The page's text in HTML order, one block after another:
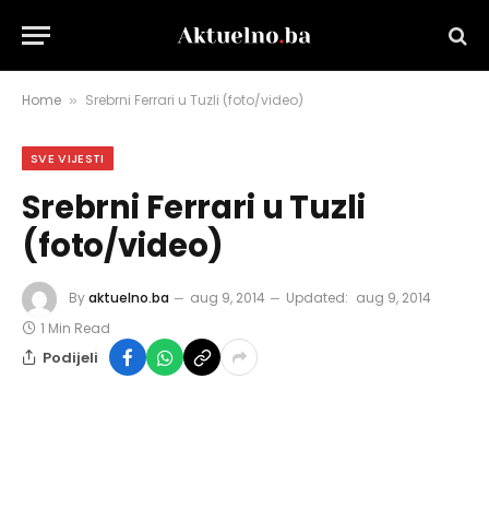
Home » Srebrni Ferrari u Tuzli (foto/video)
SVE VIJESTI
Srebrni Ferrari u Tuzli
(foto/video)
Byaktuelno.ba aug 9, 2014 Updated: aug 9, 2014
1 Min Read
Podijeli